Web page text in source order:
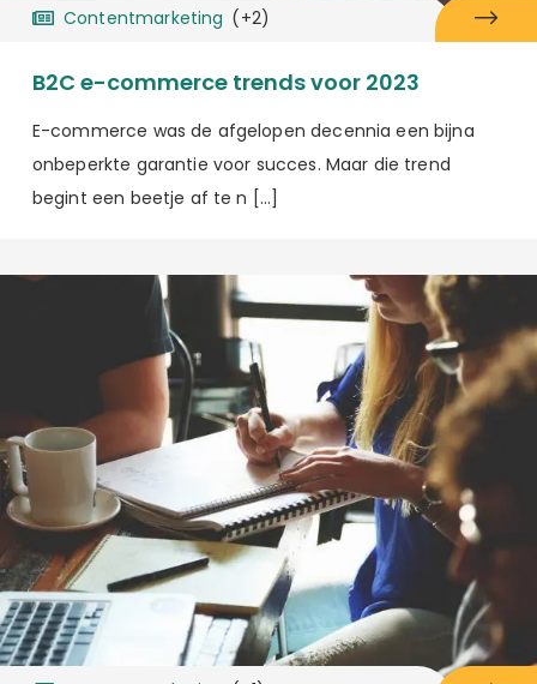
Contentmarketing (+2)
B2C e-commerce trends voor 2023
E-commerce was de afgelopen decennia een bijna
onbeperkte garantie voor succes. Maar die trend
begint een beetje af te n […]